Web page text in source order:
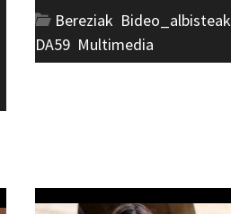
Bereziak Bideo_albisteak
DA59, Multimedia